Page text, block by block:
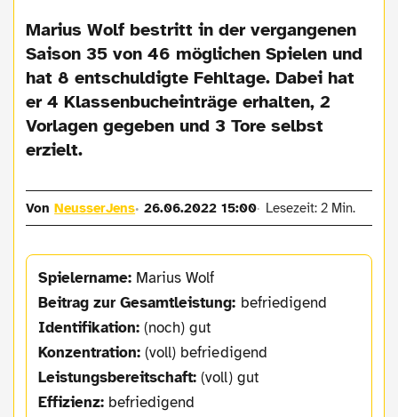
Marius Wolf bestritt in der vergangenen
Saison 35 von 46 möglichen Spielen und
hat 8 entschuldigte Fehltage. Dabei hat
er 4 Klassenbucheinträge erhalten, 2
Vorlagen gegeben und 3 Tore selbst
erzielt.
VonNeusserJens 26.06.2022 15:00 Lesezeit: 2 Min.
Spielername:Marius Wolf
Beitrag zur Gesamtleistung: befriedigend
Identifikation: (noch) gut
Konzentration: (voll) befriedigend
Leistungsbereitschaft: (voll) gut
Effizienz:befriedigend